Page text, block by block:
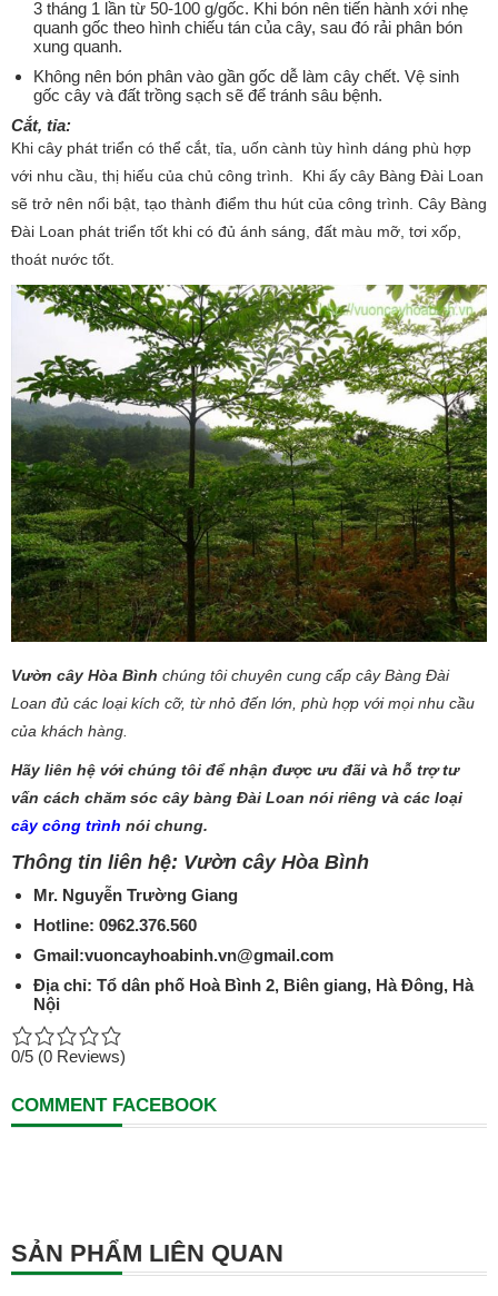
3 tháng 1 lần từ 50-100 g/gốc. Khi bón nên tiến hành xới nhẹ
quanh gốc theo hình chiếu tán của cây, sau đó rải phân bón
xung quanh.
Không nên bón phân vào gần gốc dễ làm cây chết. Vệ sinh
gốc cây và đất trồng sạch sẽ để tránh sâu bệnh.
Cắt, tỉa:
Khi cây phát triển có thể cắt, tỉa, uốn cành tùy hình dáng phù hợp
với nhu cầu, thị hiếu của chủ công trình. Khi ấy cây Bàng Đài Loan
sẽ trở nên nổi bật, tạo thành điểm thu hút của công trình. Cây Bàng
Đài Loan phát triển tốt khi có đủ ánh sáng, đất màu mỡ, tơi xốp,
thoát nước tốt.
Vườn cây Hòa Bình chúng tôi chuyên cung cấp cây Bàng Đài
Loan đủ các loại kích cỡ, từ nhỏ đến lớn, phù hợp với mọi nhu cầu
của khách hàng.
Hãy liên hệ với chúng tôi để nhận được ưu đãi và hỗ trợ tư
vấn cách chăm sóc cây bàng Đài Loan nói riêng và các loại
cây công trình nói chung.
Thông tin liên hệ: Vườn cây Hòa Bình
Mr. Nguyễn Trường Giang
Hotline: 0962.376.560
Gmail:vuoncayhoabinh.vn@gmail.com
Địa chỉ: Tổ dân phố Hoà Bình 2, Biên giang, Hà Đông, Hà
Nội
0/5 (0 Reviews)
COMMENT FACEBOOK
SẢN PHẨM LIÊN QUAN